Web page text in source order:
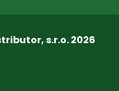
s.r.o. 2026